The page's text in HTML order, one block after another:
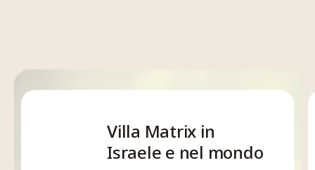
lavoro di squadra e la
paziente che...
sembra che la
sia la dipendenza
più problematica e
difficile da...
bipolarismo e
stress e gioco
d'azzardo, ansia e
disturbi...
Villa Matrix in
Israele e nel mondo